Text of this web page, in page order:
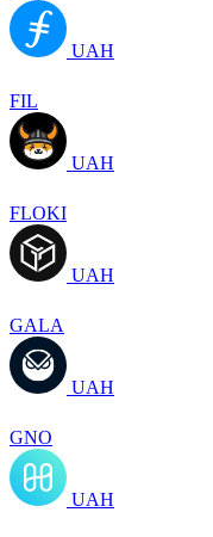
UAH
FIL
UAH
FLOKI
UAH
GALA
UAH
GNO
UAH